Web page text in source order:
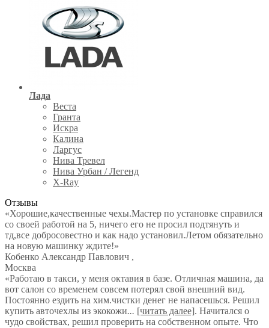
Лада
Веста
Гранта
Искра
Калина
Ларгус
Нива Тревел
Нива Урбан / Легенд
X-Ray
Отзывы
«Хорошие,качественные чехы.Мастер по установке справился
со своей работой на 5, ничего его не просил подтянуть и
тд,все добросовестно и как надо установил.Летом обязательно
на новую машинку ждите!»
Кобенко Александр Павлович ,
Москва
«Работаю в такси, у меня октавия в базе. Отличная машина, да
вот салон со временем совсем потерял свой внешний вид.
Постоянно ездить на хим.чистки денег не напасешься. Решил
купить авточехлы из экокожи... [читать далее]. Начитался о
чудо свойствах, решил проверить на собственном опыте. Что